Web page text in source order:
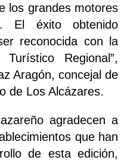
los grandes motores
El éxito obtenido
reconocida con la
Regional”,
Aragón, concejal de
de Los Alcázares.
agradecen a
que han
de esta edición,